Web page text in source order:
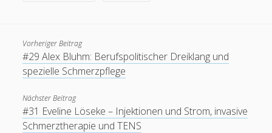
Vorheriger Beitrag
#29 Alex Bluhm: Berufspolitischer Dreiklang und
spezielle Schmerzpflege
Nächster Beitrag
#31 Eveline Löseke – Injektionen und Strom, invasive
Schmerztherapie und TENS